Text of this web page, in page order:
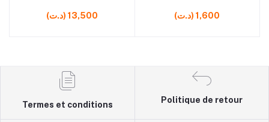
(د.ت) 13,500
pratique pour maison et
(د.ت) 1,600
Termes et conditions
Politique de retour